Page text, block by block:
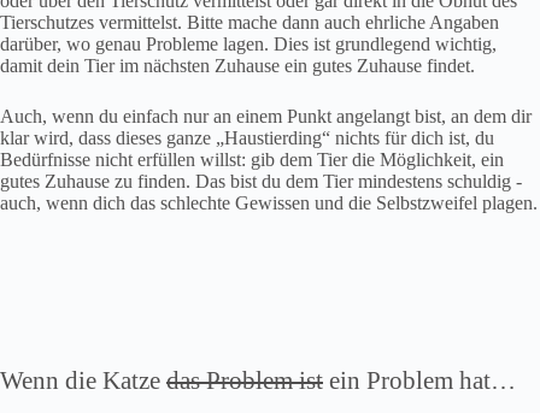
Tierschutzes vermittelst. Bitte mache dann auch ehrliche Angaben
darüber, wo genau Probleme lagen. Dies ist grundlegend wichtig,
damit dein Tier im nächsten Zuhause ein gutes Zuhause findet.
Auch, wenn du einfach nur an einem Punkt angelangt bist, an dem dir
klar wird, dass dieses ganze „Haustierding“ nichts für dich ist, du
Bedürfnisse nicht erfüllen willst: gib dem Tier die Möglichkeit, ein
gutes Zuhause zu finden. Das bist du dem Tier mindestens schuldig ‐
auch, wenn dich das schlechte Gewissen und die Selbstzweifel plagen.
Wenn die Katze das Problem ist ein Problem hat…